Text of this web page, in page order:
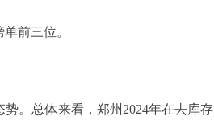
前三位。
。总体来看，郑州2024年在去库存